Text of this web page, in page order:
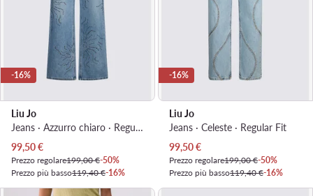
-16%
Liu Jo
Jeans · Azzurro chiaro · Regular Fit
Prezzo attuale
99,50€
Prezzo regolare199,00 €-50%
Prezzo più basso119,40 €-16%
-16%
Liu Jo
Jeans · Celeste · Regular Fit
Prezzo attuale
99,50€
Prezzo regolare199,00 €-50%
Prezzo più basso119,40 €-16%